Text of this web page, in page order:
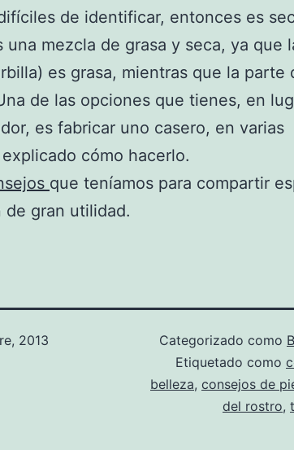
de identificar, entonces es
una mezcla de grasa y seca, ya que
es grasa, mientras que la parte
de las opciones que tienes, en
es fabricar uno casero, en varias
cómo hacerlo.
que teníamos para compartir
de gran utilidad.
2013
Categorizado como
Etiquetado como
belleza, consejos de
del rostro,